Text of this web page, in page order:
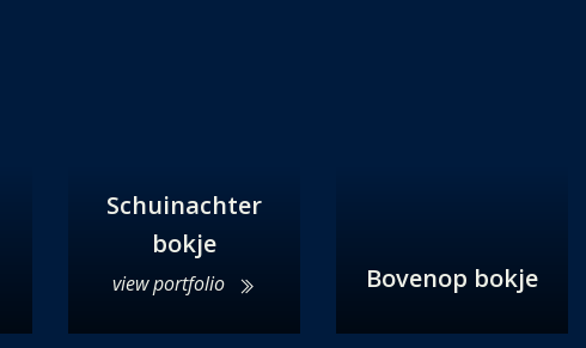
Schuinachter
bokje
view portfolio Bovenop bokje